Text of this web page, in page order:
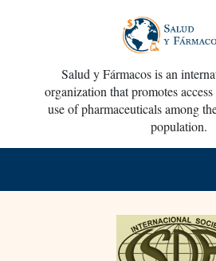
Salud y Fármacos is an
organization that promotes
use of pharmaceuticals among
population.